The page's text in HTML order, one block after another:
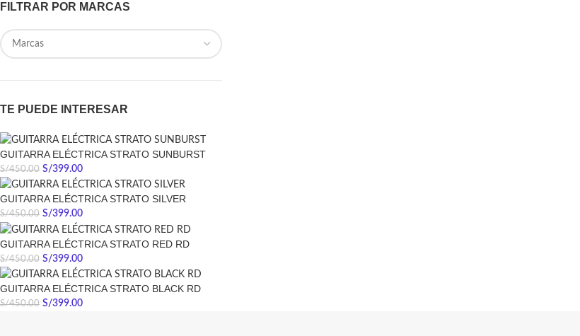
FILTRAR POR MARCAS
TE PUEDE INTERESAR
GUITARRA ELÉCTRICA STRATO SUNBURST
S/450.00 S/399.00
GUITARRA ELÉCTRICA STRATO SILVER
S/450.00 S/399.00
GUITARRA ELÉCTRICA STRATO RED RD
S/450.00 S/399.00
GUITARRA ELÉCTRICA STRATO BLACK RD
S/450.00 S/399.00